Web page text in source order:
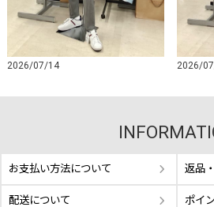
2026/07/14 2026/
お支払い方法について 返品
配送について ポイ